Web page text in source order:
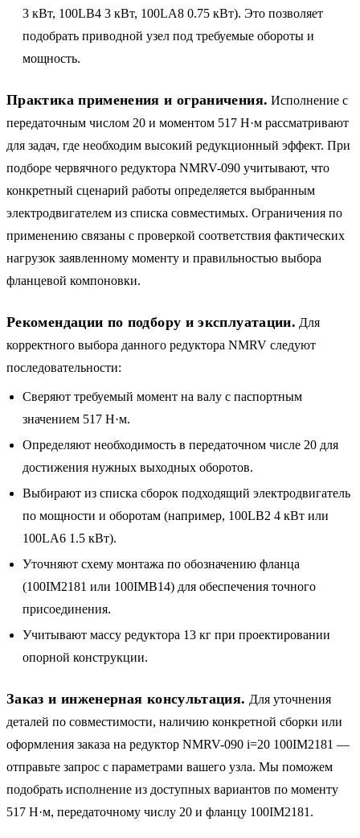
3 кВт, 100LB4 3 кВт, 100LA8 0.75 кВт). Это позволяет
подобрать приводной узел под требуемые обороты и
мощность.
Практика применения и ограничения. Исполнение с
передаточным числом 20 и моментом 517 Н·м рассматривают
для задач, где необходим высокий редукционный эффект. При
подборе червячного редуктора NMRV-090 учитывают, что
конкретный сценарий работы определяется выбранным
электродвигателем из списка совместимых. Ограничения по
применению связаны с проверкой соответствия фактических
нагрузок заявленному моменту и правильностью выбора
фланцевой компоновки.
Рекомендации по подбору и эксплуатации. Для
корректного выбора данного редуктора NMRV следуют
последовательности:
Сверяют требуемый момент на валу с паспортным
значением 517 Н·м.
Определяют необходимость в передаточном числе 20 для
достижения нужных выходных оборотов.
Выбирают из списка сборок подходящий электродвигатель
по мощности и оборотам (например, 100LB2 4 кВт или
100LA6 1.5 кВт).
Уточняют схему монтажа по обозначению фланца
(100IM2181 или 100IMB14) для обеспечения точного
присоединения.
Учитывают массу редуктора 13 кг при проектировании
опорной конструкции.
Заказ и инженерная консультация. Для уточнения
деталей по совместимости, наличию конкретной сборки или
оформления заказа на редуктор NMRV-090 i=20 100IM2181 —
отправьте запрос с параметрами вашего узла. Мы поможем
подобрать исполнение из доступных вариантов по моменту
517 Н·м, передаточному числу 20 и фланцу 100IM2181.